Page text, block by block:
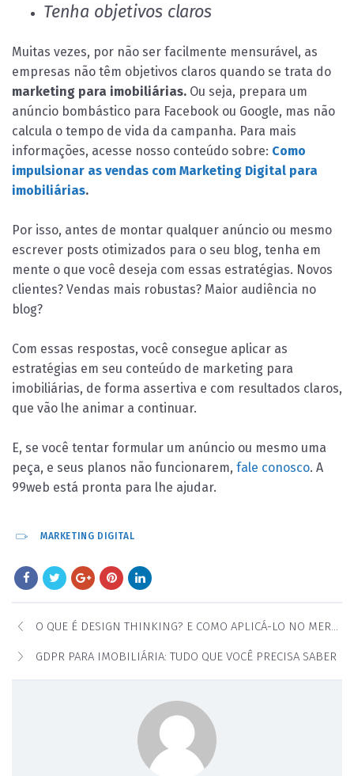
Tenha objetivos claros
Muitas vezes, por não ser facilmente mensurável, as
empresas não têm objetivos claros quando se trata do
marketing para imobiliárias. Ou seja, prepara um
anúncio bombástico para Facebook ou Google, mas não
calcula o tempo de vida da campanha. Para mais
informações, acesse nosso conteúdo sobre: Como
impulsionar as vendas com Marketing Digital para
imobiliárias.
Por isso, antes de montar qualquer anúncio ou mesmo
escrever posts otimizados para o seu blog, tenha em
mente o que você deseja com essas estratégias. Novos
clientes? Vendas mais robustas? Maior audiência no
blog?
Com essas respostas, você consegue aplicar as
estratégias em seu conteúdo de marketing para
imobiliárias, de forma assertiva e com resultados claros,
que vão lhe animar a continuar.
E, se você tentar formular um anúncio ou mesmo uma
peça, e seus planos não funcionarem, fale conosco. A
99web está pronta para lhe ajudar.
MARKETING DIGITAL
O QUE É DESIGN THINKING? E COMO APLICÁ-LO NO MERCADO IMOBILIÁRIO
GDPR PARA IMOBILIÁRIA: TUDO QUE VOCÊ PRECISA SABER